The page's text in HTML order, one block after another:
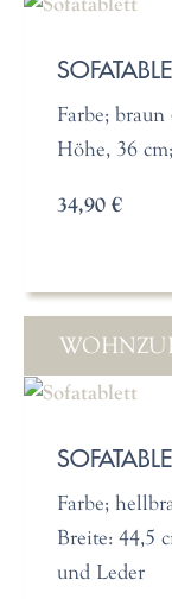
Farbe;
Höhe, 36
34,90 €
Farbe;
Breite: 44,5
und Leder